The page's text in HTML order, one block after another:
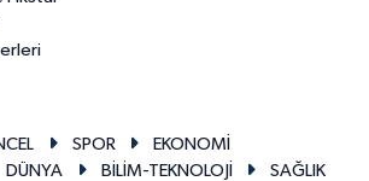
SPOR
EKONOMİ
DÜNYA BİLİM-TEKNOLOJİ
SAĞLIK